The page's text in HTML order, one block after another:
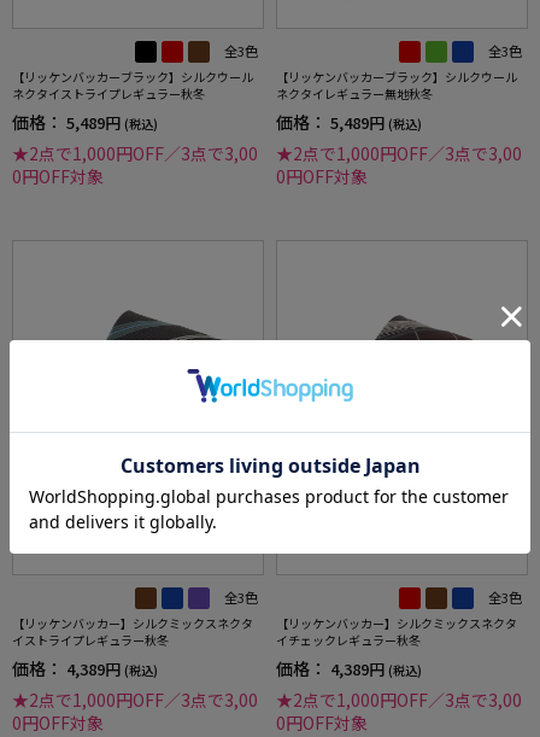
全3色
【リッケンバッカーブラック】シルクウール
ネクタイストライプレギュラー秋冬
価格： 5,489円 (税込)
★2点で1,000円OFF／3点で3,00
0円OFF対象
全3色
【リッケンバッカーブラック】シルクウール
ネクタイレギュラー無地秋冬
価格： 5,489円 (税込)
★2点で1,000円OFF／3点で3,00
0円OFF対象
全3色
【リッケンバッカー】シルクミックスネクタ
イストライプレギュラー秋冬
価格： 4,389円 (税込)
★2点で1,000円OFF／3点で3,00
0円OFF対象
全3色
【リッケンバッカー】シルクミックスネクタ
イチェックレギュラー秋冬
価格： 4,389円 (税込)
★2点で1,000円OFF／3点で3,00
0円OFF対象